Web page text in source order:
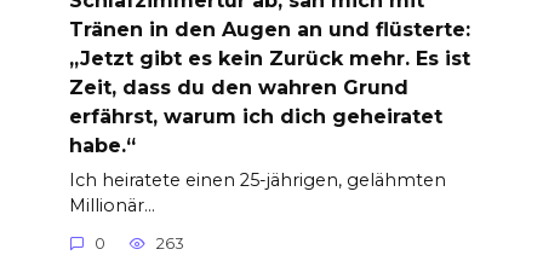
Tränen in den Augen an und flüsterte:
„Jetzt gibt es kein Zurück mehr. Es ist
Zeit, dass du den wahren Grund
erfährst, warum ich dich geheiratet
habe.“
Ich heiratete einen 25-jährigen, gelähmten
Millionär…
0 263